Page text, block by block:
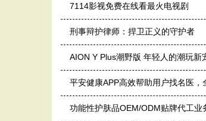
7114影视免费在线看最火电视剧
刑事辩护律师：捍卫正义的守护者
AION Y Plus潮野版 年轻人的潮玩新
平安健康APP高效帮助用户找名医，
功能性护肤品OEM/ODM贴牌代工业